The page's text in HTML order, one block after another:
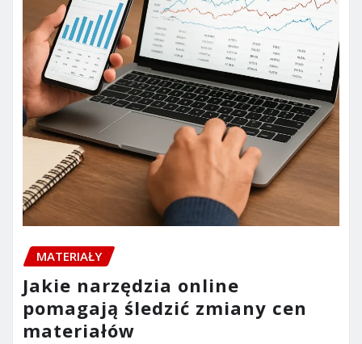
MATERIAŁY
Jakie narzędzia online
pomagają śledzić zmiany cen
materiałów